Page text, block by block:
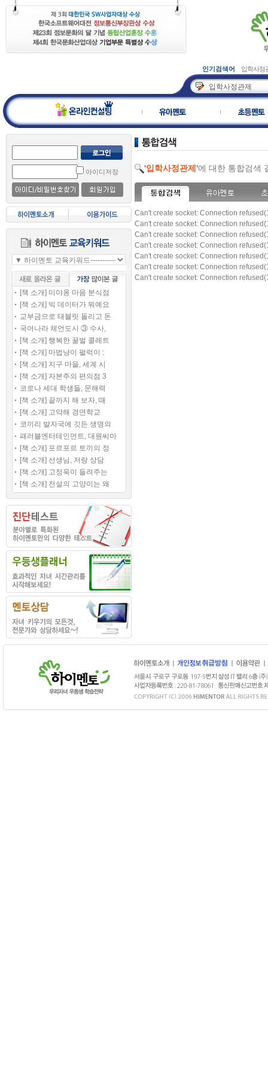
인기검색어 입학사정
아이디저장
[책 소개] 미야옹 마음 분식점
[책 소개] 빅 데이터가 뭐예요
교부금으로 태블릿 돌리고 돈
국어나라 체언도시 ③ 수사,
[책 소개] 행복한 꿀벌 콜레트
[책 소개] 마법냥이 펄럭이 :
[책 소개] 지구 마을, 세계 시
[책 소개] 자본주의 편의점 3
코로나 세대 학생들, 문해력
[책 소개] 끝까지 해 보자, 때
[책 소개] 고약해 경연학교
코끼리 발자국에 깃든 생명의
패러블엔터테인먼트, 대원씨아
[책 소개] 포르포르 토끼의 정
[책 소개] 선생님, 저랑 상담
[책 소개] 고정욱이 들려주는
[책 소개] 전설의 고양이는 왜
'입학사정관제'에 대한 통합검색
Can't create socket: Connection
Can't create socket: Connection
Can't create socket: Connection
Can't create socket: Connection
Can't create socket: Connection
Can't create socket: Connection
Can't create socket: Connection